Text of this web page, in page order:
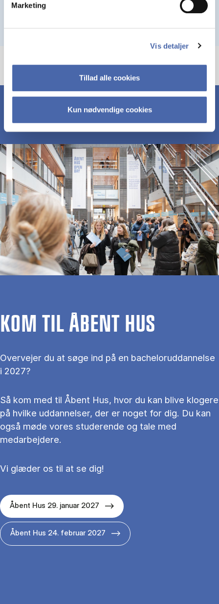
Marketing
Vis detaljer
Tillad alle cookies
Kun nødvendige cookies
KOM TIL ÅBENT HUS
Overvejer du at søge ind på en bacheloruddannelse
i 2027?
Så kom med til Åbent Hus, hvor du kan blive klogere
på hvilke uddannelser, der er noget for dig. Du kan
også møde vores studerende og tale med
medarbejdere.
Vi glæder os til at se dig!
Åbent Hus 29. januar 2027
Åbent Hus 24. februar 2027